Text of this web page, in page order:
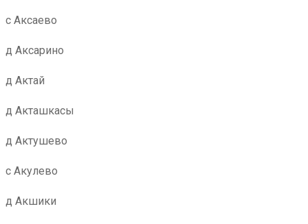
с Аксаево
д Аксарино
д Актай
д Акташкасы
д Актушево
с Акулево
д Акшики